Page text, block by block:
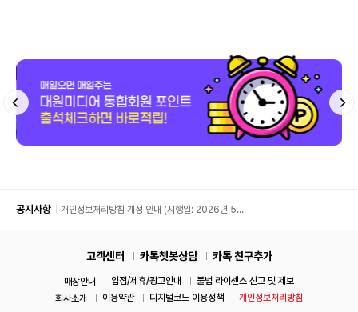
공지사항
개인정보처리방침 개정 안내 (시행일: 2026년 5월
고객센터 카톡챗봇상담 카톡 친구추가
매장안내 입점/제휴/광고안내
불법 라이센스 신고 및 제보
회사소개
이용약관 디지털코드 이용정책 개인정보처리방침